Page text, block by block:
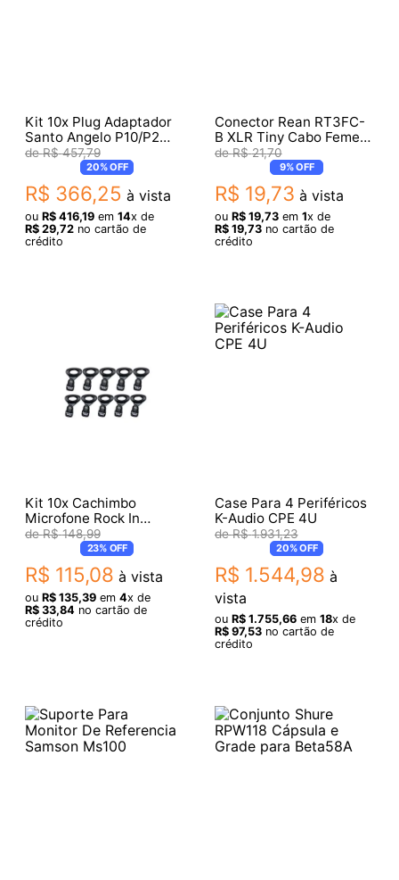
Kit 10x Plug Adaptador
Santo Angelo P10/P2
Estereo Vermelho
R$ 457,79
20%OFF
R$ 366,25 à vista
ou R$ 416,19em 14x de
R$ 29,72no cartão de
crédito
Conector Rean RT3FC-
B XLR Tiny Cabo Femea
3 Polos 14930
R$ 21,70
9%OFF
R$ 19,73 à vista
ou R$ 19,73em 1x de
R$ 19,73no cartão de
crédito
Kit 10x Cachimbo
Microfone Rock In
De031
R$ 148,99
23%OFF
R$ 115,08 à vista
ou R$ 135,39em 4x de
R$ 33,84no cartão de
crédito
Case Para 4 Periféricos
K-Audio CPE 4U
R$ 1.931,23
20%OFF
R$ 1.544,98 à
vista
ou R$ 1.755,66em 18x de
R$ 97,53no cartão de
crédito